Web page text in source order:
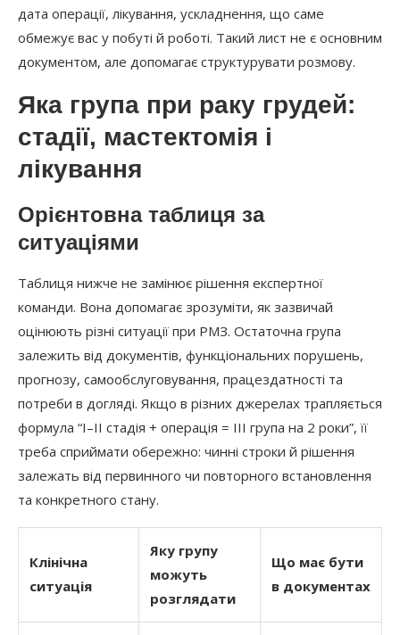
дата операції, лікування, ускладнення, що саме
обмежує вас у побуті й роботі. Такий лист не є основним
документом, але допомагає структурувати розмову.
Яка група при раку грудей:
стадії, мастектомія і
лікування
Орієнтовна таблиця за
ситуаціями
Таблиця нижче не замінює рішення експертної
команди. Вона допомагає зрозуміти, як зазвичай
оцінюють різні ситуації при РМЗ. Остаточна група
залежить від документів, функціональних порушень,
прогнозу, самообслуговування, працездатності та
потреби в догляді. Якщо в різних джерелах трапляється
формула “I–II стадія + операція = III група на 2 роки”, її
треба сприймати обережно: чинні строки й рішення
залежать від первинного чи повторного встановлення
та конкретного стану.
Клінічна
ситуація
Яку групу
можуть
розглядати
Що має бути
в документах